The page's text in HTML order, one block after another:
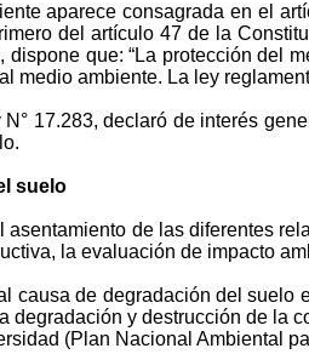
aparece consagrada en el
del artículo 47 de la
dispone que: “La protección del
medio ambiente. La ley
N° 17.283, declaró de interés
suelo
asentamiento de las diferentes
la evaluación de impacto
causa de degradación del
degradación y destrucción de la
(Plan Nacional Ambiental